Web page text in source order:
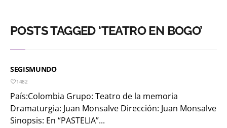
POSTS TAGGED ‘TEATRO EN BOGO’
SEGISMUNDO
1482
País:Colombia Grupo: Teatro de la memoria
Dramaturgia: Juan Monsalve Dirección: Juan Monsalve
Sinopsis: En “PASTELIA”...